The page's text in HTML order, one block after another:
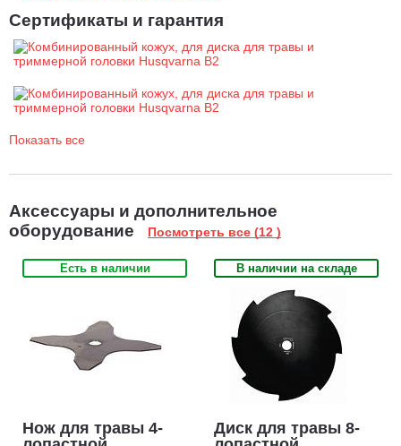
Сертификаты и гарантия
Показать все
Аксессуары и дополнительное
оборудование
Посмотреть все (12 )
Есть в наличии
Нож для травы 4-
В наличии на складе
Диск для травы 8-